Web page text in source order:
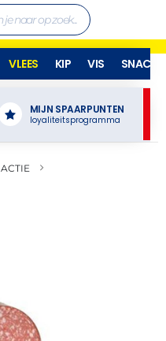
VLEES KIP VIS SNACKS
MIJN SPAARPUNTEN
loyaliteitsprogramma
ACTIE